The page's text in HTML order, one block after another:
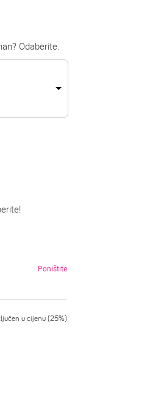
Odaberite.
Poništite
u cijenu (25%)